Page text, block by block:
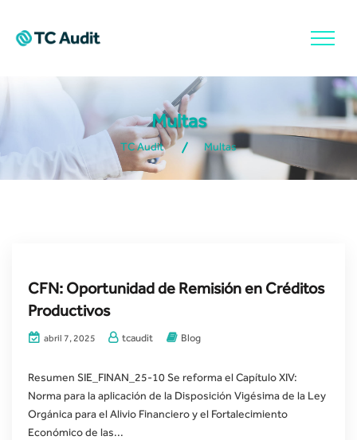
Multas
TC Audit Multas
CFN: Oportunidad de Remisión en Créditos
Productivos
abril 7, 2025 tcaudit Blog
Resumen SIE_FINAN_25-10 Se reforma el Capítulo XIV:
Norma para la aplicación de la Disposición Vigésima de la Ley
Orgánica para el Alivio Financiero y el Fortalecimiento
Económico de las...